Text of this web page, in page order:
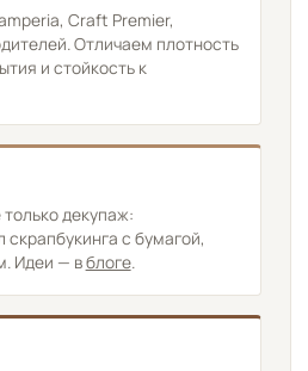
Craft Premier,
Отличаем плотность
и стойкость к
декупаж:
с бумагой,
Идеи — вблоге.